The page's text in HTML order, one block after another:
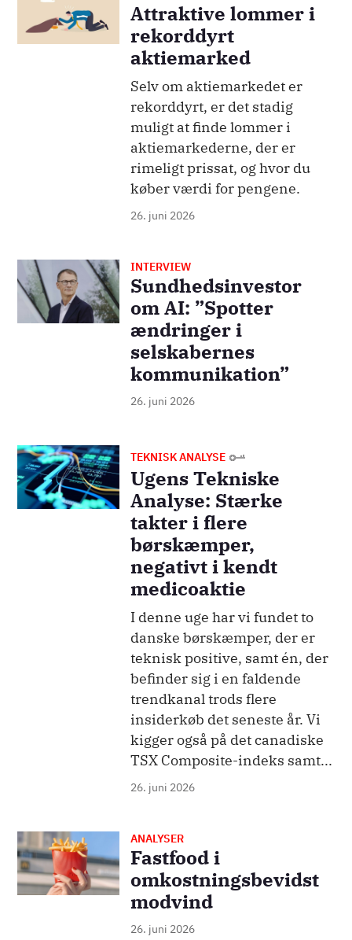
Attraktive lommer i
rekorddyrt
aktiemarked
Selv om aktiemarkedet er
rekorddyrt, er det stadig
muligt at finde lommer i
aktiemarkederne, der er
rimeligt prissat, og hvor du
køber værdi for pengene.
26. juni 2026
Billede INTERVIEW
Sundhedsinvestor
om AI: ”Spotter
ændringer i
selskabernes
kommunikation”
26. juni 2026
Billede TEKNISK ANALYSE
Ugens Tekniske
Analyse: Stærke
takter i flere
børskæmper,
negativt i kendt
medicoaktie
I denne uge har vi fundet to
danske børskæmper, der er
teknisk positive, samt én, der
befinder sig i en faldende
trendkanal trods flere
insiderkøb det seneste år. Vi
kigger også på det canadiske
TSX Composite-indeks samt...
26. juni 2026
Billede ANALYSER
Fastfood i
omkostningsbevidst
modvind
26. juni 2026